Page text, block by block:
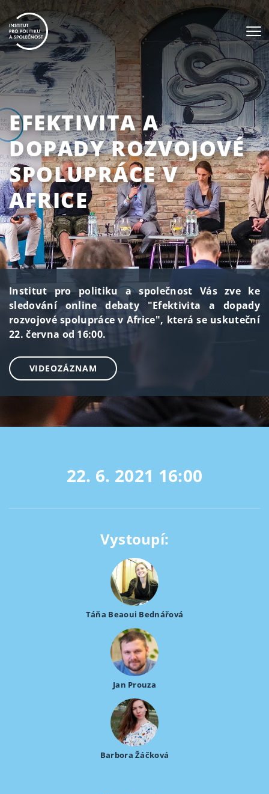
EFEKTIVITA A
DOPADY ROZVOJOVÉ
SPOLUPRÁCE V
AFRICE
Institut pro politiku a společnost Vás zve ke
sledování online debaty "Efektivita a dopady
rozvojové spolupráce v Africe", která se uskuteční
22. června od 16:00.
VIDEOZÁZNAM
22. 6. 2021 16:00
Vystoupí:
Táňa Beaoui Bednářová
Jan Prouza
Barbora Žáčková